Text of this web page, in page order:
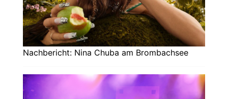
Nachbericht: Nina Chuba am Brombachsee